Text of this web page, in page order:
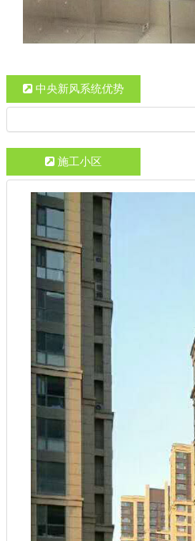
中央新风系统优势
施工小区